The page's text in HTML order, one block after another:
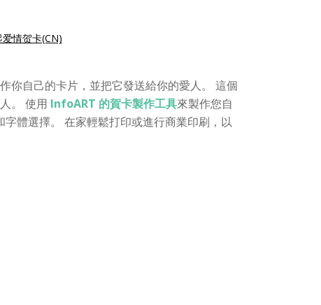
情贺卡(CN)
你自己的卡片，並把它發送給你的愛人。 這個
。 使用 InfoART 的賀卡製作工具來製作您自
體選擇。 在家輕鬆打印或進行商業印刷，以